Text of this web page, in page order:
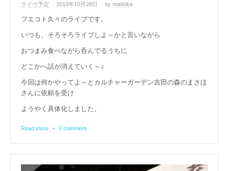
ライヴ予定 2019年10月28日 by madoka
フエコト久々のライブです。
いつも、そろそろライブしよ～かと言いながら
おつまみ食べながら呑んでるうちに
どこかへ話が消えていく～♪
今回は何かやってよ～とカルチャーガーデン吉田の森のまさほ
さんに依頼を受け
ようやく具体化しました。
Read more • 0 comment